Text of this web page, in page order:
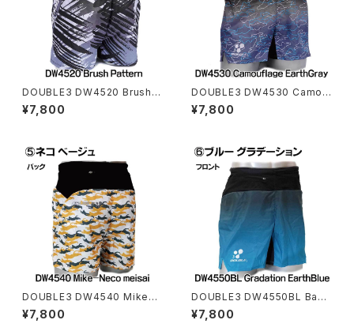
DOUBLE3 DW4520 Brush P
attern ランニングパンツマルチ
ポケット（インナーパンツ付き）ユ
¥7,800
DOUBLE3 DW4530 Camou
flage Earth Gray ランニング
パンツマルチポケット（インナー
¥7,800
DOUBLE3 DW4540 Mike-N
eco meisai BaigexBlack ラ
ンニングパンツマルチポケット
¥7,800
DOUBLE3 DW4550BL Basi
c Gradation EarthBlueラン
ニングパンツマルチポケット（イ
¥7,800